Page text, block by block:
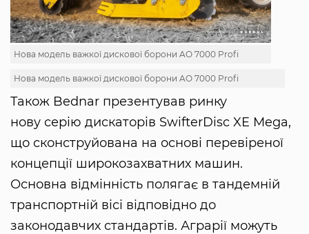
Нова модель важкої дискової борони AO 7000 Profi
Нова модель важкої дискової борони AO 7000 Profi
Також Bednar презентував ринку
нову серію дискаторів SwifterDisc XE Mega,
що сконструйована на основі перевіреної
концепції широкозахватних машин.
Основна відмінність полягає в тандемній
транспортній вісі відповідно до
законодавчих стандартів. Аграрії можуть